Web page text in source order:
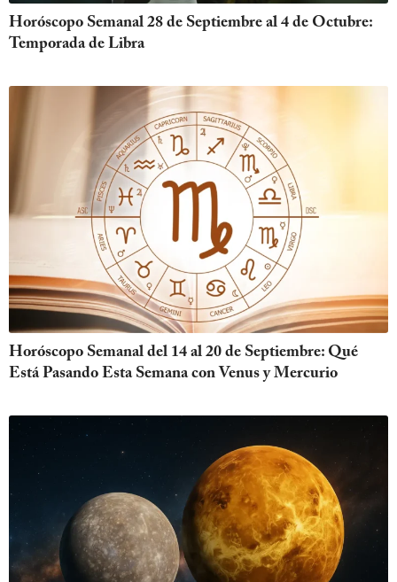
Horóscopo Semanal 28 de Septiembre al 4 de Octubre:
Temporada de Libra
Horóscopo Semanal del 14 al 20 de Septiembre: Qué
Está Pasando Esta Semana con Venus y Mercurio